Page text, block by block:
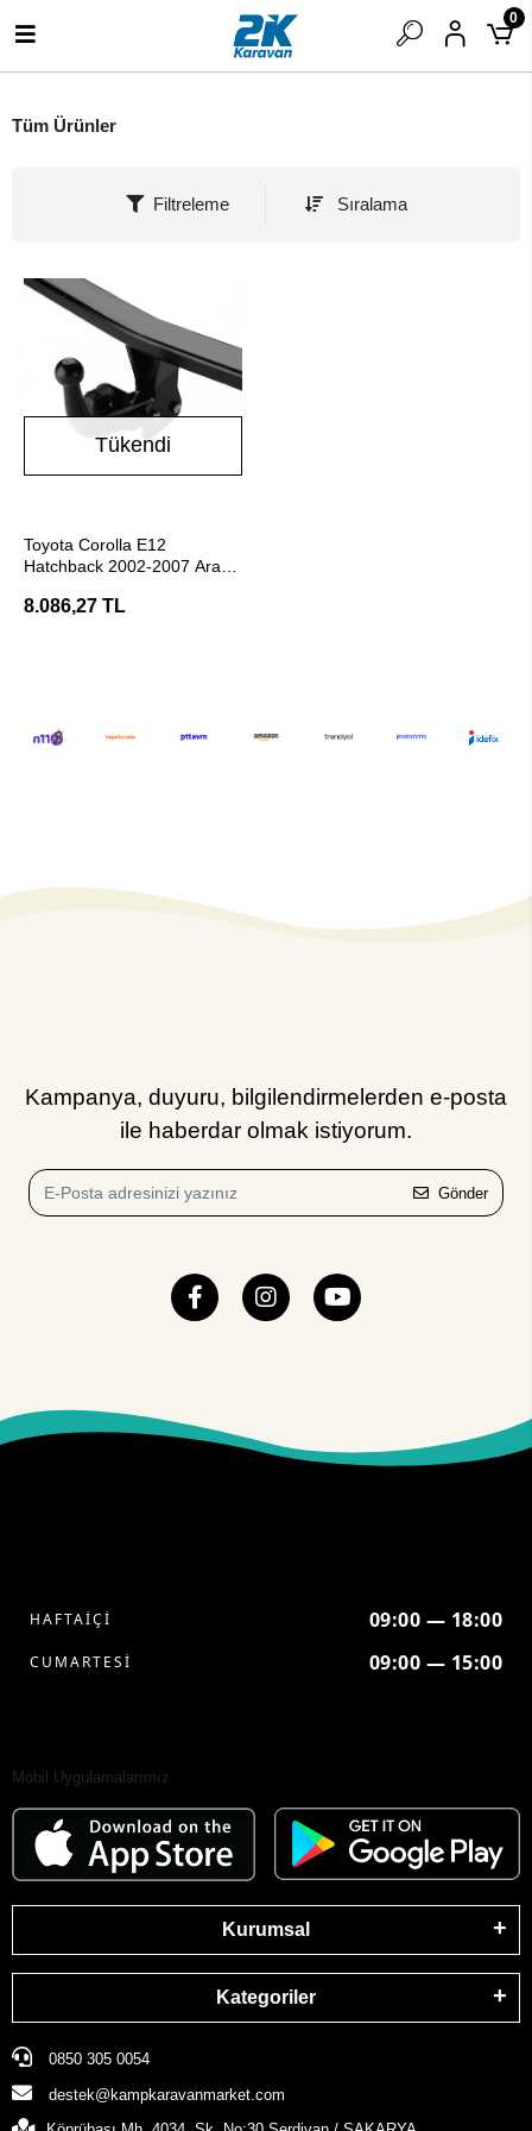
0
Tüm Ürünler
Filtreleme Sıralama
Tükendi
Toyota Corolla E12
Hatchback 2002-2007 Arası
Belgeli Hakpol
8.086,27 TL
Kampanya, duyuru, bilgilendirmelerden e-posta
ile haberdar olmak istiyorum.
Gönder
HAFTAİÇİ 09:00 — 18:00
CUMARTESİ 09:00 — 15:00
Mobil Uygulamalarımız
Kurumsal
Kategoriler
0850 305 0054
destek@kampkaravanmarket.com